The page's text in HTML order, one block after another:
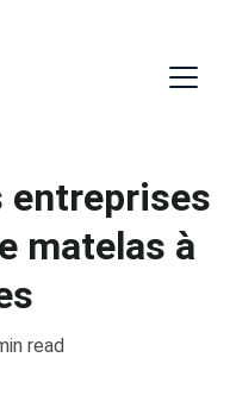
entreprises
matelas à
read